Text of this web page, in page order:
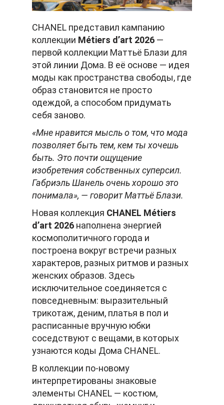
CHANEL представил кампанию
коллекции Métiers d’art 2026 —
первой коллекции Маттьё Блази для
этой линии Дома. В её основе — идея
моды как пространства свободы, где
образ становится не просто
одеждой, а способом придумать
себя заново.
«Мне нравится мысль о том, что мода
позволяет быть тем, кем ты хочешь
быть. Это почти ощущение
изобретения собственных суперсил.
Габриэль Шанель очень хорошо это
понимала», — говорит Маттьё Блази.
Новая коллекция CHANEL Métiers
d’art 2026 наполнена энергией
космополитичного города и
построена вокруг встречи разных
характеров, разных ритмов и разных
женских образов. Здесь
исключительное соединяется с
повседневным: выразительный
трикотаж, деним, платья в пол и
расписанные вручную юбки
соседствуют с вещами, в которых
узнаются коды Дома CHANEL.
В коллекции по-новому
интерпретированы знаковые
элементы CHANEL — костюм,